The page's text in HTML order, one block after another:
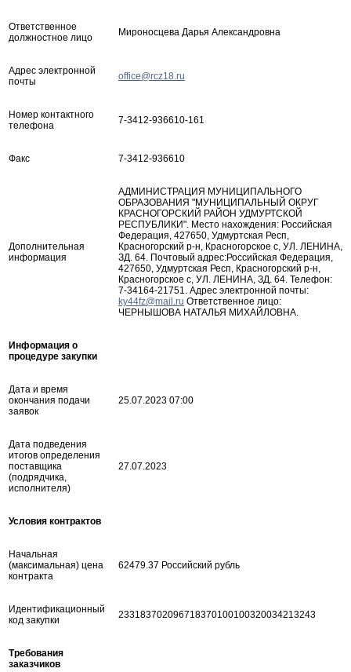
Ответственное
должностное лицо
Мироносцева Дарья Александровна
Адрес электронной
почты
office@rcz18.ru
Номер контактного
телефона
7-3412-936610-161
Факс 7-3412-936610
Дополнительная
информация
АДМИНИСТРАЦИЯ МУНИЦИПАЛЬНОГО
ОБРАЗОВАНИЯ "МУНИЦИПАЛЬНЫЙ ОКРУГ
КРАСНОГОРСКИЙ РАЙОН УДМУРТСКОЙ
РЕСПУБЛИКИ". Место нахождения: Российская
Федерация, 427650, Удмуртская Респ,
Красногорский р-н, Красногорское с, УЛ. ЛЕНИНА,
ЗД. 64. Почтовый адрес:Российская Федерация,
427650, Удмуртская Респ, Красногорский р-н,
Красногорское с, УЛ. ЛЕНИНА, ЗД. 64. Телефон:
7-34164-21751. Адрес электронной почты:
ky44fz@mail.ru Ответственное лицо:
ЧЕРНЫШОВА НАТАЛЬЯ МИХАЙЛОВНА.
Информация о
процедуре закупки
Дата и время
окончания подачи
заявок
25.07.2023 07:00
Дата подведения
итогов определения
поставщика
(подрядчика,
исполнителя)
27.07.2023
Условия контрактов
Начальная
(максимальная) цена
контракта
62479.37 Российский рубль
Идентификационный
код закупки
233183702096718370100100320034213243
Требования
заказчиков